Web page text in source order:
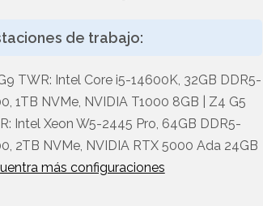
de trabajo:
TWR: Intel Core i5-14600K, 32GB DDR5-
1TB NVMe, NVIDIA T1000 8GB | Z4 G5
Intel Xeon W5-2445 Pro, 64GB DDR5-
2TB NVMe, NVIDIA RTX 5000 Ada 24GB
más configuraciones